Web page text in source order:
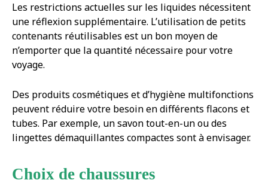
Les restrictions actuelles sur les liquides nécessitent
une réflexion supplémentaire. L’utilisation de petits
contenants réutilisables est un bon moyen de
n’emporter que la quantité nécessaire pour votre
voyage.
Des produits cosmétiques et d’hygiène multifonctions
peuvent réduire votre besoin en différents flacons et
tubes. Par exemple, un savon tout-en-un ou des
lingettes démaquillantes compactes sont à envisager.
Choix de chaussures